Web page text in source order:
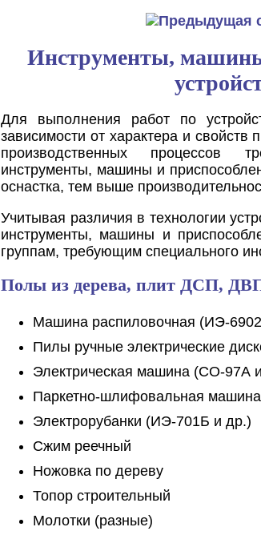
Инструменты,
Для выполнения работ по
зависимости от характера и
производственных процессов
инструменты, машины и
оснастка, тем выше
Учитывая различия в технологии
инструменты, машины и
группам, требующим специального
Полы из дерева, плит ДСП,
Машина распиловочная (ИЭ-
Пилы ручные электрические
Электрическая машина (СО-97А
Паркетно-шлифовальная
Электрорубанки (ИЭ-701Б и др.)
Сжим реечный
Ножовка по дереву
Топор строительный
Молотки (разные)